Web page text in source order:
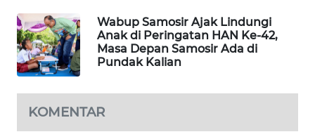
Wabup Samosir Ajak Lindungi
Anak di Peringatan HAN Ke-42,
Masa Depan Samosir Ada di
Pundak Kalian
KOMENTAR